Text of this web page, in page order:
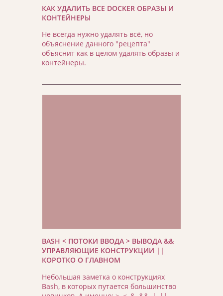
КАК УДАЛИТЬ ВСЕ DOCKER ОБРАЗЫ И
КОНТЕЙНЕРЫ
Не всегда нужно удалять всё, но
объяснение данного "рецепта"
объяснит как в целом удалять образы и
контейнеры.
BASH < ПОТОКИ ВВОДА > ВЫВОДА &&
УПРАВЛЯЮЩИЕ КОНСТРУКЦИИ ||
КОРОТКО О ГЛАВНОМ
Небольшая заметка о конструкциях
Bash, в которых путается большинство